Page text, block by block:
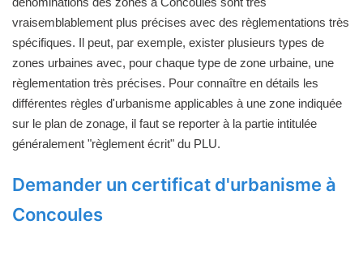
vraisemblablement plus précises avec des règlementations très
spécifiques. Il peut, par exemple, exister plusieurs types de
zones urbaines avec, pour chaque type de zone urbaine, une
règlementation très précises. Pour connaître en détails les
différentes règles d'urbanisme applicables à une zone indiquée
sur le plan de zonage, il faut se reporter à la partie intitulée
généralement "règlement écrit" du PLU.
Demander un certificat d'urbanisme à
Concoules